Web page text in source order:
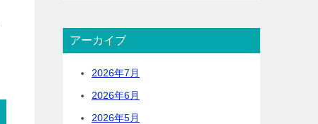
アーカイブ
2026年7月
2026年6月
2026年5月